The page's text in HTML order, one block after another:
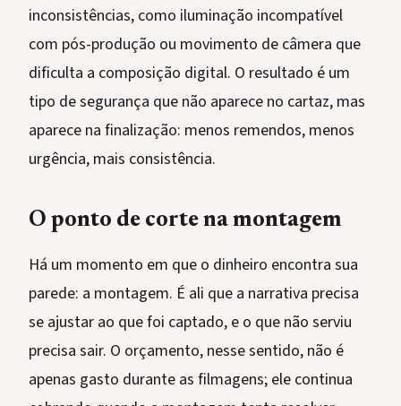
inconsistências, como iluminação incompatível
com pós-produção ou movimento de câmera que
dificulta a composição digital. O resultado é um
tipo de segurança que não aparece no cartaz, mas
aparece na finalização: menos remendos, menos
urgência, mais consistência.
O ponto de corte na montagem
Há um momento em que o dinheiro encontra sua
parede: a montagem. É ali que a narrativa precisa
se ajustar ao que foi captado, e o que não serviu
precisa sair. O orçamento, nesse sentido, não é
apenas gasto durante as filmagens; ele continua